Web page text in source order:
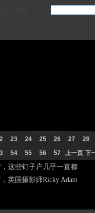
23 24 25 26 27 28
54 55 56 57 上一页 下
这些钉子户几乎一直都
英国摄影师Ricky Adam